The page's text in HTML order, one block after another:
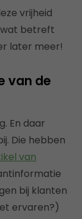
vrijheid
wat betreft
later meer!
van de
En daar
Die hebben
van
bij klanten
ervaren?)